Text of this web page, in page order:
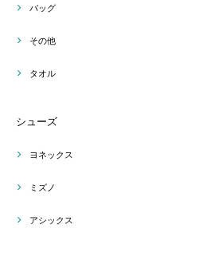
バッグ
その他
タオル
シューズ
ヨネックス
ミズノ
アシックス